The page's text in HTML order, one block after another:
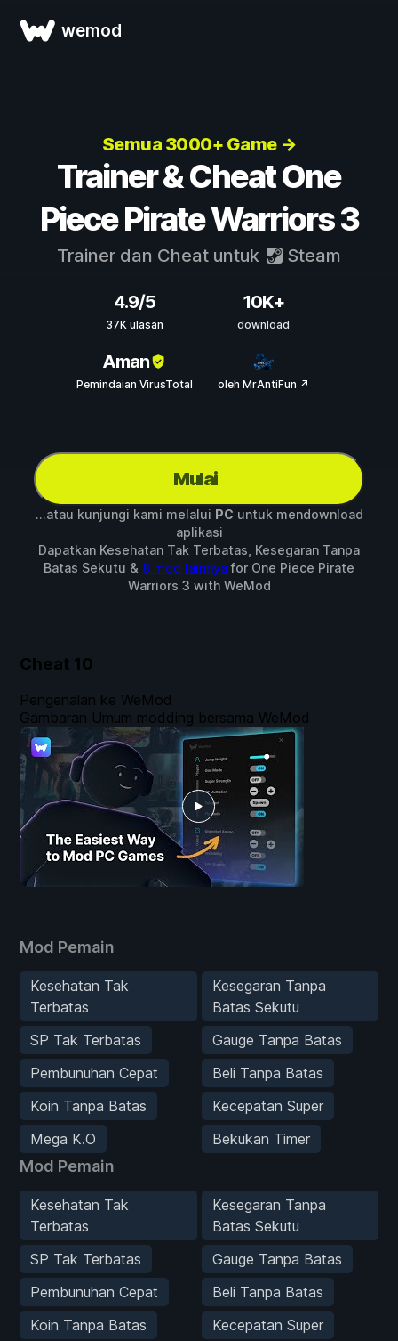
wemod
Semua 3000+ Game →
Trainer & Cheat One
Piece Pirate Warriors 3
Trainer dan Cheat untuk Steam
4.9/5
37K ulasan
10K+
download
Aman
Pemindaian VirusTotal oleh MrAntiFun ↗
Mulai
...atau kunjungi kami melalui PC untuk mendownload
aplikasi
Dapatkan Kesehatan Tak Terbatas, Kesegaran Tanpa
Batas Sekutu & 8 mod lainnyafor One Piece Pirate
Warriors 3 with WeMod
Cheat 10
Mod Pemain
Kesehatan Tak
Terbatas
Kesegaran Tanpa
Batas Sekutu
SP Tak Terbatas
Gauge Tanpa Batas
Pembunuhan Cepat
Beli Tanpa Batas
Koin Tanpa Batas
Kecepatan Super
Mega K.O
Bekukan Timer
Mod Pemain
Kesehatan Tak
Terbatas
Kesegaran Tanpa
Batas Sekutu
SP Tak Terbatas
Gauge Tanpa Batas
Pembunuhan Cepat
Beli Tanpa Batas
Koin Tanpa Batas
Kecepatan Super
Pengenalan ke WeMod
Gambaran Umum modding bersama WeMod